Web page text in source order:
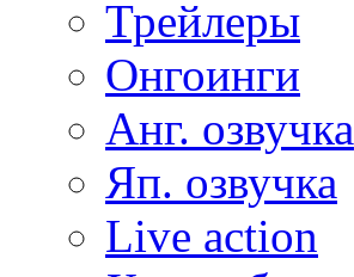
Трейлеры
Онгоинги
Анг. озвучка
Яп. озвучка
Live action